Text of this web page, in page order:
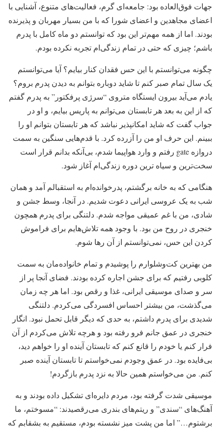
جهات فوق‌العاده بود: جامعه‌ای گرم، فعالیت‌های متنوع، آشنایی با
اعضای مجاهدین و اعضای شورا که با من بسیار مهربان و پذیرنده
بودند. اما از همه مهم‌تر این بود که توانستم دو ماه کامل با پدرم
باشم؛ چیزی که حتی در تمام زندگی‌ام تجربه نکرده بودم.
چگونه می‌توانستم با این حس فقدان کنار بیایم؟ آیا می‌توانستم
یک سال تمام صبر کنم تا شاید دوباره بتوانم به دیدن پدرم بروم؟
یادم می‌آید بیرون ایستگاه متروی “سرژی پرفکتور” به پدرم گفتم
که از این به بعد هر تابستان می‌توانم به پاریس بیایم، و او در
جواب گفت که شاید امکانپذیر نباشد که هر تابستان بتوانم او را
ببینم. این حرف او من را آزرده کرد. با قدم‌هایی سنگین به سمت
دروازه gate رفتم و وارد هواپیما شدم، بی‌آنکه بدانم قرار است
سخت‌ترین و سیاه ترین دوره زندگی‌ام آغاز شود.
هنگامی که به خانه برگشتم، پدرخوانده‌ام به استقبالم آمد و همان
شب به یک عروسی ایرانی دعوت شدیم. در آنجا، وسط جشن و
شادی، من با غم عمیقی مواجه شدم. دلتنگی برای پدرم همچون
خنجری در روح من بود. با وجود همه تلاش‌هایم برای فراموش
کردن این حس، نمی‌توانستم از آن رها شوم.
من بهترین کت‌وشلوارم را پوشیدم و تمام خانواده‌مان به سمت
کلوبی رفتیم که برای جشن اجاره کرده بودند. فضای آنجا پر از
سر و صدای موسیقی ایرانی، غذا و رقص بود. اما هر چه زمان
می‌گذشت، من بیشتر احساس افسردگی می‌کردم. دلتنگی
شدیدی برای پدرم داشتم، به حدی که دیگر قابل تحمل نبود. انگار
خنجری در عمق جانم فرو رفته بود و هرچه تلاش می‌کردم از آن
فرار کنم یا خودم را قانع کنم که تابستان آینده او را خواهم دید،
بی‌فایده بود. در عمق وجودم نمی‌خواستم تا تابستان آینده صبر
کنم. من می‌خواستم همین حالا به نزد پدرم بازگردم!
موسیقی شدت گرفته بود، مردم دایره‌ای تشکیل داده بودند و به
آهنگ‌های “سندی” و ریتم‌های بندری می‌رقصیدند: “مسوختم، ما
برشتوم…” اما من پشت میز نشسته بودم، مستقیم به بشقابم که